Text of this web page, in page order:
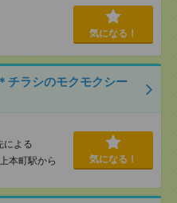
気になる！
チラシのモクモクシー
による
本町駅から
気になる！